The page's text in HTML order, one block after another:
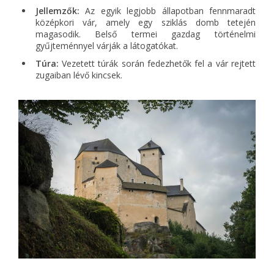
Jellemzők: Az egyik legjobb állapotban fennmaradt
középkori vár, amely egy sziklás domb tetején
magasodik. Belső termei gazdag történelmi
gyűjteménnyel várják a látogatókat.
Túra: Vezetett túrák során fedezhetők fel a vár rejtett
zugaiban lévő kincsek.